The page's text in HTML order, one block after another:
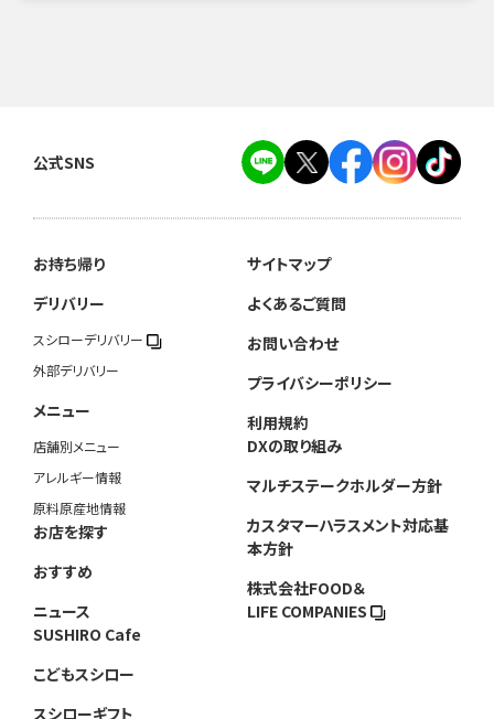
公式SNS
お持ち帰り
デリバリー
スシローデリバリー
外部デリバリー
メニュー
店舗別メニュー
アレルギー情報
原料原産地情報
お店を探す
おすすめ
ニュース
SUSHIRO Cafe
こどもスシロー
スシローギフト
サイトマップ
よくあるご質問
お問い合わせ
プライバシーポリシー
利用規約
DXの取り組み
マルチステークホルダー方針
カスタマーハラスメント対応基
本方針
株式会社FOOD＆
LIFE COMPANIES